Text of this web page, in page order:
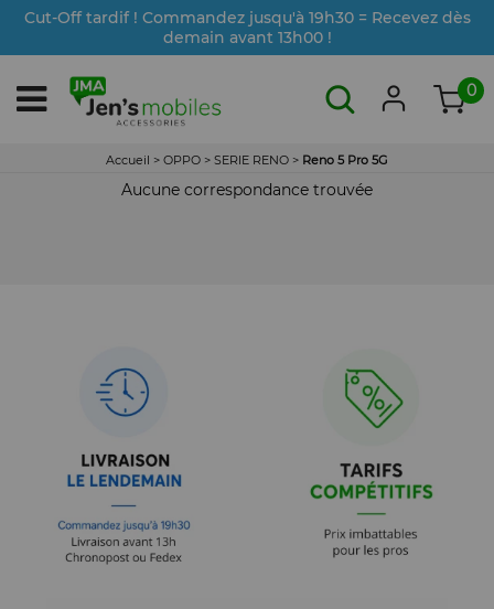
Cut-Off tardif ! Commandez jusqu'à 19h30 = Recevez dès
demain avant 13h00 !
0
Accueil > OPPO > SERIE RENO > Reno 5 Pro 5G
Aucune correspondance trouvée